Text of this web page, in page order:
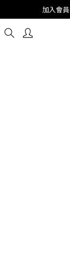
加入會